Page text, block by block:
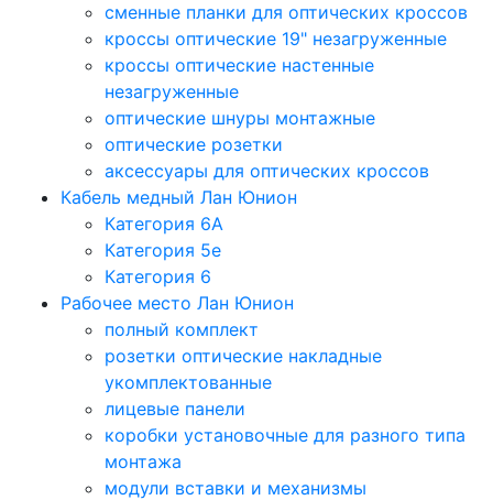
сменные планки для оптических кроссов
кроссы оптические 19" незагруженные
кроссы оптические настенные
незагруженные
оптические шнуры монтажные
оптические розетки
аксессуары для оптических кроссов
Кабель медный Лан Юнион
Категория 6A
Категория 5e
Категория 6
Рабочее место Лан Юнион
полный комплект
розетки оптические накладные
укомплектованные
лицевые панели
коробки установочные для разного типа
монтажа
модули вставки и механизмы